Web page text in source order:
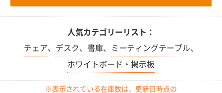
人気カテゴリーリスト：
チェア、 デスク、 書庫、 ミーティングテーブル、
ホワイトボード・掲示板
※表示されている在庫数は、更新日時点の